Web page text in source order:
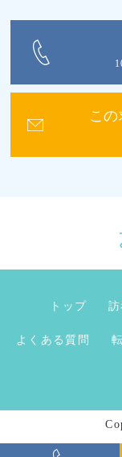
こ
トップ
よくある質問